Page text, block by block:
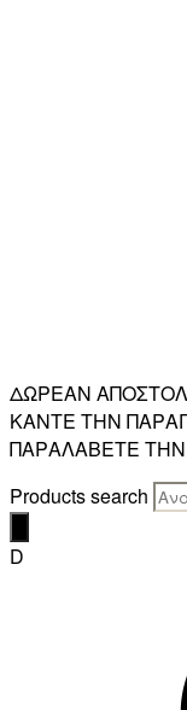
ΔΩΡΕΑΝ
ΚΑΝΤΕ ΤΗΝ
ΠΑΡΑΛΑΒΕΤΕ
Products search
D